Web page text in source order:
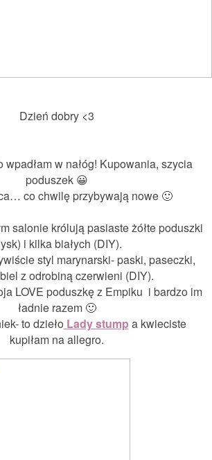
Dzień dobry <3
wpadłam w nałóg! Kupowania, szycia
poduszek 😀
co chwilę przybywają nowe 🙂
salonie królują pasiaste żółte poduszki
i kilka białych (DIY).
styl marynarski- paski, paseczki,
z odrobiną czerwieni (DIY).
LOVE poduszkę z Empiku i bardzo im
ładnie razem 🙂
to dzieło Lady stump a kwieciste
kupiłam na allegro.